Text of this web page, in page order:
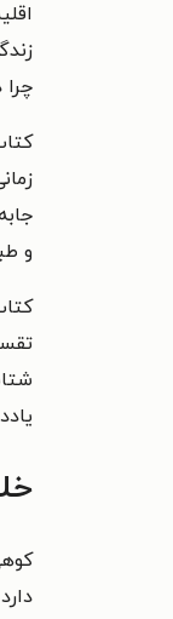
چرا
و